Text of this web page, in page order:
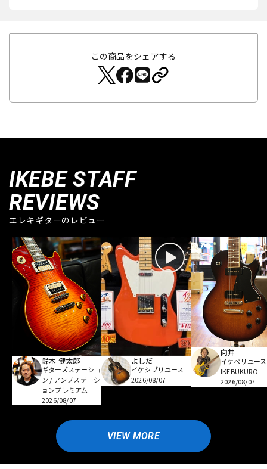
この商品をシェアする
IKEBE STAFF
REVIEWS
エレキギターのレビュー
鈴木 健太郎
ギターズステーショ
ン / アンプステーシ
ョンプレミアム
2026/08/07
よしだ
イケシブリユース
2026/08/07
向井
イケベリユース
IKEBUKURO
2026/08/07
VIEW MORE